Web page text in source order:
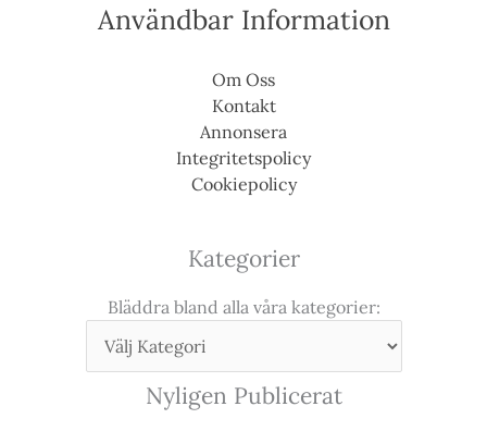
Användbar Information
Om Oss
Kontakt
Annonsera
Integritetspolicy
Cookiepolicy
Kategorier
Bläddra bland alla våra kategorier:
Nyligen Publicerat